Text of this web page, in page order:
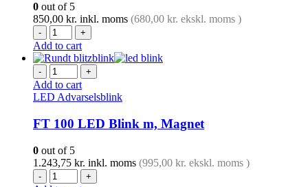
0 out of 5
850,00 kr. inkl. moms (680,00 kr. ekskl. moms )
- +
Add to cart
- +
Add to cart
LED Advarselsblink
FT 100 LED Blink m, Magnet
0 out of 5
1.243,75 kr. inkl. moms (995,00 kr. ekskl. moms )
- +